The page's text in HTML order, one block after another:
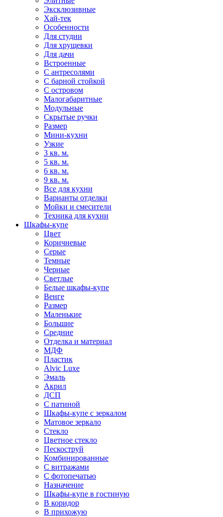
Эксклюзивные
Хай-тек
Особенности
Для студии
Для хрущевки
Для дачи
Встроенные
С антресолями
С барной стойкой
С островом
Малогабаритные
Модульные
Скрытые ручки
Размер
Мини-кухни
Узкие
3 кв. м.
5 кв. м.
6 кв. м.
9 кв. м.
Все для кухни
Варианты отделки
Мойки и смесители
Техника для кухни
Шкафы-купе
Цвет
Коричневые
Серые
Темные
Черные
Светлые
Белые шкафы-купе
Венге
Размер
Маленькие
Большие
Средние
Отделка и материал
МДФ
Пластик
Alvic Luxe
Эмаль
Акрил
ДСП
С патиной
Шкафы-купе с зеркалом
Матовое зеркало
Стекло
Цветное стекло
Пескоструй
Комбинированные
С витражами
С фотопечатью
Назначение
Шкафы-купе в гостиную
В коридор
В прихожую